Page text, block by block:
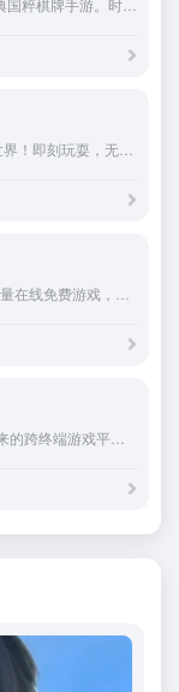
欢乐麻将是腾讯倾力打造的一款经典国粹棋牌手游。时尚简约的中国风画面，真人实时对战玩法，陪伴你欢乐每一天。
免費遊戲 | 起探索免费在线游戏的世界！即刻玩耍，无需下载，享受与所有设备兼容的游戏。玩免费在线游戏就在SayGames！我们有最好的在线游戏，手机或桌面上都能免费畅玩，每天都有新游戏等你体验！
Y8Games是一个游戏平台，拥有海量在线免费游戏，网站还提供视频，如动画、游戏视频和游戏攻略。这里每小时都在增加新的游戏，快来探索数千款精彩游戏，
腾讯START云游戏，是腾讯面向未来的跨终端游戏平台，采用领先的云游戏技术，无需下载游戏，众多主机大作一点就玩。众多热门网络游戏一网打尽，现已支持Win/Mac/TV/Andriod，好玩触手可及！